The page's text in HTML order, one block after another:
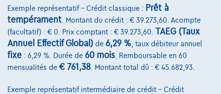
Exemple représentatif – Crédit classique : Prêt à
tempérament . Montant du crédit : € 39.273,60. Acompte
(facultatif) : € 0. Prix comptant : € 39.273,60. TAEG (Taux
Annuel Effectif Global) de 6,29 % , taux débiteur annuel
fixe : 6,29 %. Durée de 60 mois . Remboursable en 60
mensualités de € 761,38 . Montant total dû : € 45.682,93.
Exemple représentatif intermédiaire de crédit – Crédit